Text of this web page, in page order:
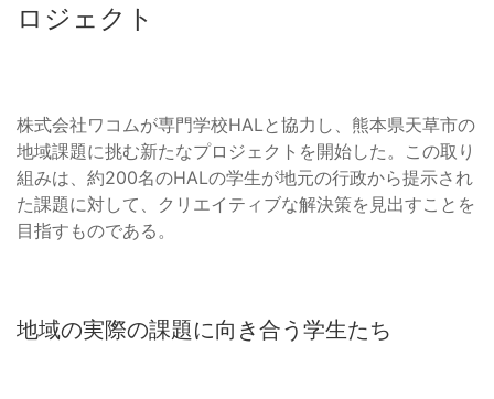
ロジェクト
株式会社ワコムが専門学校HALと協力し、熊本県天草市の
地域課題に挑む新たなプロジェクトを開始した。この取り
組みは、約200名のHALの学生が地元の行政から提示され
た課題に対して、クリエイティブな解決策を見出すことを
目指すものである。
地域の実際の課題に向き合う学生たち